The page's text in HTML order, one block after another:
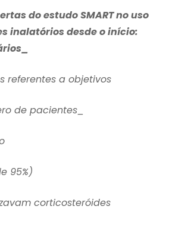
do estudo SMART no uso
inalatórios desde o início:
referentes a objetivos
de pacientes_
95%)
corticosteróides